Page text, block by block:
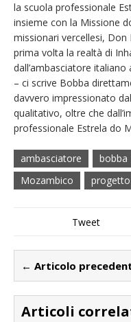
la scuola professionale
insieme con la Missione
missionari vercellesi, Don
prima volta la realtà di
dall’ambasciatore italiano
– ci scrive Bobba
davvero impressionato
qualitativo, oltre che
professionale Estrela do
ambasciatore bobba
Mozambico
progetto
Tweet
← Articolo
Articoli